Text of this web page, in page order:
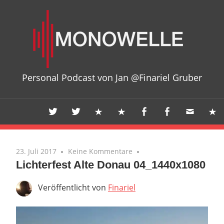
Personal Podcast von Jan @Finariel Gruber
23. Juli 2017 Keine Kommentare
Lichterfest Alte Donau 04_1440x1080
Veröffentlicht von Finariel